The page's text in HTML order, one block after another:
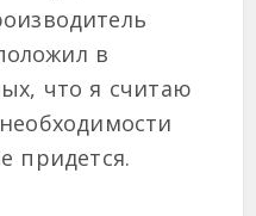
в
что я считаю
придется.